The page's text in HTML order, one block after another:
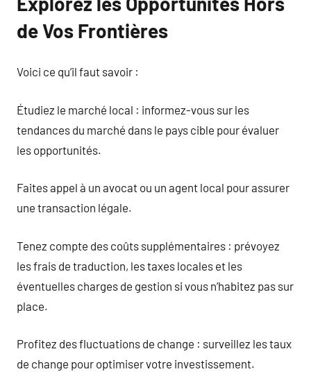
de Vos Frontières
Voici ce qu’il faut savoir :
Étudiez le marché local : informez-vous sur les
tendances du marché dans le pays cible pour évaluer
les opportunités.
Faites appel à un avocat ou un agent local pour assurer
une transaction légale.
Tenez compte des coûts supplémentaires : prévoyez
les frais de traduction, les taxes locales et les
éventuelles charges de gestion si vous n’habitez pas sur
place.
Profitez des fluctuations de change : surveillez les taux
de change pour optimiser votre investissement.